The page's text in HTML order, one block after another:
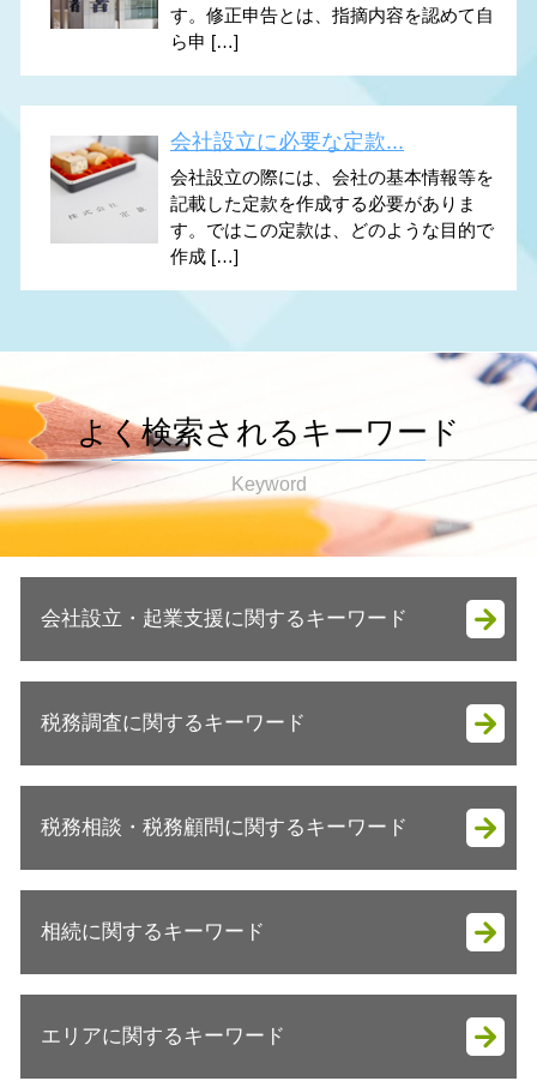
す。修正申告とは、指摘内容を認めて自
ら申 […]
会社設立に必要な定款...
会社設立の際には、会社の基本情報等を
記載した定款を作成する必要がありま
す。ではこの定款は、どのような目的で
作成 […]
よく検索されるキーワード
Keyword
会社設立・起業支援に関するキーワード
法人成り 融資
起業支援 必要性
会社設立 運転資金
会社設立 税金対策
法人成り 目安
会社設立 税理士
法人成り 手続き
税務調査に関するキーワード
税務調査 準備
税務調査 対応
税務調査 立会い
税務調査 期間
税務調査 事前通知 いつ
税務相談・税務顧問に関するキーワード
税務相談
税務顧問 金額
事業承継税制 いつまで
相続に関するキーワード
相続税申告 必要書類
エリアに関するキーワード